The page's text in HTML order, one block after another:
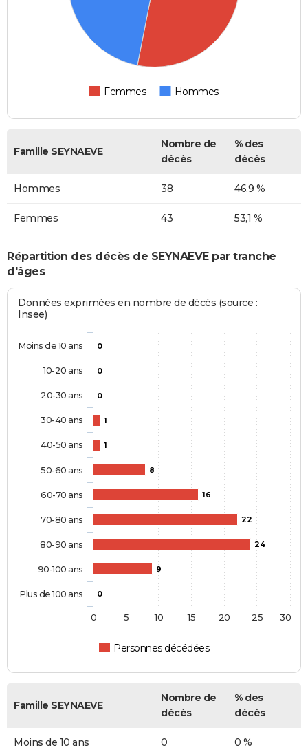
Femmes Hommes
Famille SEYNAEVE
Nombre de
décès
% des
décès
Hommes 38 46,9 %
Femmes 43 53,1 %
Répartition des décès de SEYNAEVE par tranche
d'âges
Données exprimées en nombre de décès (source :
Insee)
0
0
0
1
1
8
16
22
24
9
0
Personnes décédées
Moins de 10 ans
10-20 ans
20-30 ans
30-40 ans
40-50 ans
50-60 ans
60-70 ans
70-80 ans
80-90 ans
90-100 ans
Plus de 100 ans
0 5 10 15 20 25 30
Famille SEYNAEVE
Nombre de
décès
% des
décès
Moins de 10 ans 0 0 %